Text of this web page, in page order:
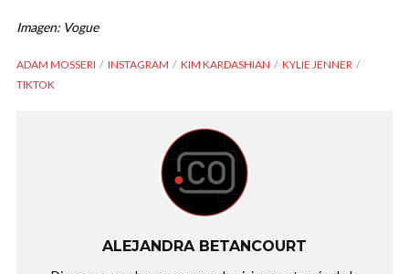
Imagen: Vogue
ADAM MOSSERI INSTAGRAM KIM KARDASHIAN
KYLIE JENNER
TIKTOK
ALEJANDRA BETANCOURT